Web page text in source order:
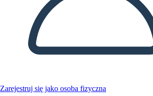
Zarejestruj się jako osoba fizyczna